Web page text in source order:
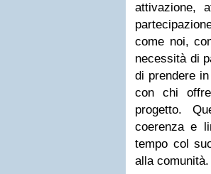
attivazione,
come noi,
necessità di
di prendere
con chi
progetto.
coerenza e
tempo col
alla comunità.